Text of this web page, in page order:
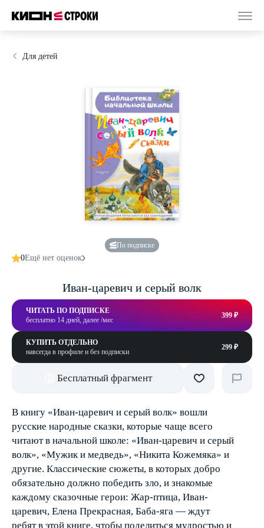
Для детей
По подписке
0Ещё нет оценок
Иван-царевич и серый волк
ЧИТАТЬ ПО ПОДПИСКЕ
бесплатно 14 дней, далее /мес
399 ₽
КУПИТЬ ОТДЕЛЬНО
навсегда в профиле и без подписки
299 ₽
Бесплатный фрагмент
В книгу «Иван-царевич и серый волк» вошли
русские народные сказки, которые чаще всего
читают в начальной школе: «Иван-царевич и серый
волк», «Мужик и медведь», «Никита Кожемяка» и
другие. Классические сюжеты, в которых добро
обязательно должно победить зло, и знакомые
каждому сказочные герои: Жар-птица, Иван-
царевич, Елена Прекрасная, Баба-яга — ждут
ребят в этой книге, чтобы поделиться мудростью и